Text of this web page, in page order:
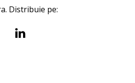
Distribuie pe: